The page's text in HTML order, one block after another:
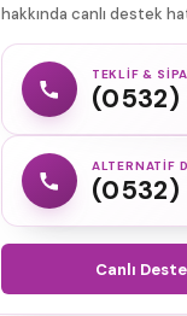
hakkında canlı destek
TEKLIF &
(0532)
ALTERNATIF
(0532)
Canlı